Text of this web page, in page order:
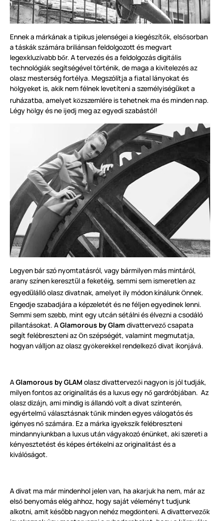
Ennek a márkának a tipikus jelenségei a kiegészítők, elsősorban
a táskák számára briliánsan feldolgozott és megvart
legexkluzívabb bőr. A tervezés és a feldolgozás digitális
technológiák segítségével történik, de maga a kivitelezés az
olasz mesterség fortélya. Megszólítja a fiatal lányokat és
hölgyeket is, akik nem félnek levetíteni a személyiségüket a
ruházatba, amelyet közszemlére is tehetnek ma és minden nap.
Légy hölgy és ne ijedj meg az egyedi szabástól!
Legyen bár szó nyomtatásról, vagy bármilyen más mintáról,
arany színen keresztül a feketéig, semmi sem ismeretlen az
egyedülálló olasz divatnak, amelyet ily módon kínálunk Önnek.
Engedje szabadjára a képzeletét és ne féljen egyedinek lenni.
Semmi sem szebb, mint egy utcán sétálni és élvezni a csodáló
pillantásokat. AGlamorous by Glam divattervező csapata
segít felébreszteni az Ön szépségét, valamint megmutatja,
hogyan válljon az olasz gyökerekkel rendelkező divat ikonjává.
AGlamorous by GLAM olasz divattervezői nagyon is jól tudják,
milyen fontos az originalitás és a luxus egy nő gardróbjában. Az
olasz dizájn, ami mindig is állandó volt a divat színterén,
egyértelmű választásnak tűnik minden egyes válogatós és
igényes nő számára. Ez a márka igyekszik felébreszteni
mindannyiunkban a luxus után vágyakozó énünket, aki szereti a
kényesztetést és képes értékelni az originalitást és a
kiválóságot.
A divat ma már mindenhol jelen van, ha akarjuk ha nem, már az
első benyomás elég ahhoz, hogy saját véleményt tudjunk
alkotni, amit később nagyon nehéz megdönteni. A divattervezők